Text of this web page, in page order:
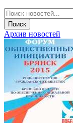
Поиск
Архив новостей